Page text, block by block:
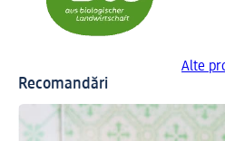
Alte
Recomandări